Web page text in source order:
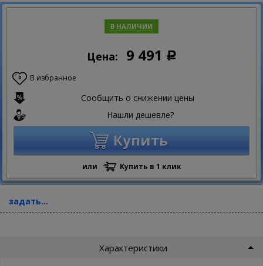
В НАЛИЧИИ
Цена: 9 491 Р
0 В избранное
Сообщить о снижении цены
Нашли дешевле?
Купить
или Купить в 1 клик
задать...
Характеристики